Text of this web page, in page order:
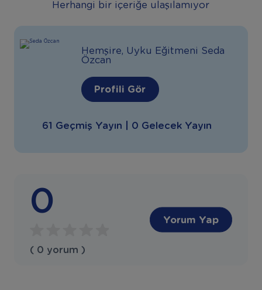
Herhangi bir içeriğe ulaşılamıyor
Hemşire, Uyku Eğitmeni Seda
Özcan
Profili Gör
61 Geçmiş Yayın | 0 Gelecek Yayın
0
( 0 yorum )
Yorum Yap